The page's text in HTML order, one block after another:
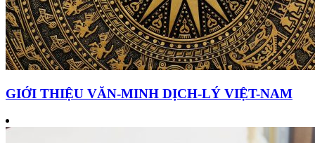
GIỚI THIỆU VĂN-MINH DỊCH-LÝ VIỆT-NAM